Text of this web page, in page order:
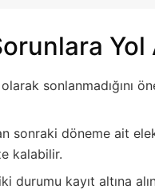
Yol
sonlanmadığını
sonraki döneme ait
kalabilir.
kayıt altına